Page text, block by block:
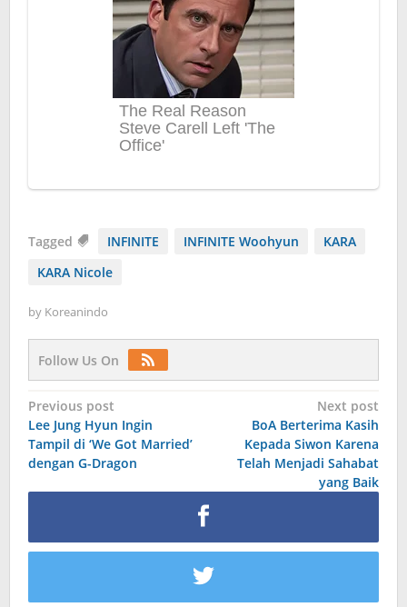
Tagged INFINITE INFINITE Woohyun
KARA
KARA Nicole
by Koreanindo
Follow Us On
Post
navigation
Previous post
Lee Jung Hyun Ingin
Tampil di ‘We Got Married’
dengan G-Dragon
Next post
BoA Berterima Kasih
Kepada Siwon Karena
Telah Menjadi Sahabat
yang Baik